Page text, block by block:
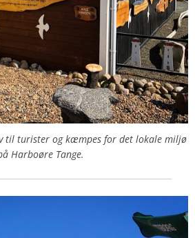
til turister og kæmpes for det lokale miljø
Harboøre Tange.